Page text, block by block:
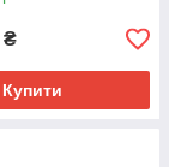
₴
Купити